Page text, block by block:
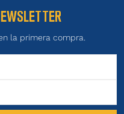
la primera compra.